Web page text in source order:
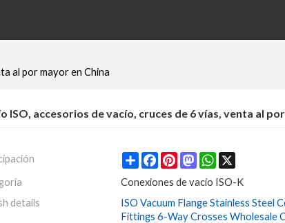
al por mayor en China
accesorios de vacío, cruces de 6 vías, venta al
ShareFacebook
Pinterest
Mastodon
WhatsApp
X
Conexiones de vacío ISO-K
details
ISO Vacuum Flange Stainless Steel
Fittings 6-Way Crosses Wholesale